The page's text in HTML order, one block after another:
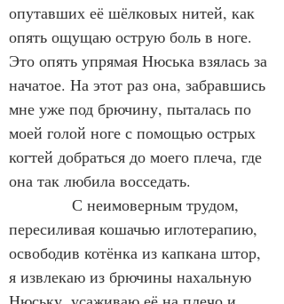
опутавших её шёлковых нитей, как
опять ощущаю острую боль в ноге.
Это опять упрямая Нюська взялась за
начатое. На этот раз она, забравшись
мне уже под брючину, пыталась по
моей голой ноге с помощью острых
когтей добраться до моего плеча, где
она так любила восседать.
С неимоверным трудом,
пересиливая кошачью иглотерапию,
освободив котёнка из капкана штор,
я извлекаю из брючины нахальную